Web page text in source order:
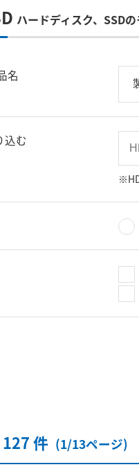
ハードディスク、SSD
名
込む
件 (1/13ページ)